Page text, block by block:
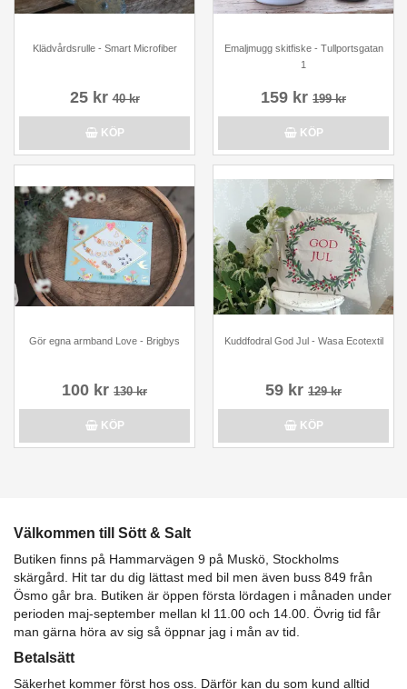
Klädvårdsrulle - Smart Microfiber
25 kr40 kr
KÖP
Emaljmugg skitfiske - Tullportsgatan
1
159 kr 199 kr
KÖP
Gör egna armband Love - Brigbys
100 kr 130 kr
KÖP
Kuddfodral God Jul - Wasa Ecotextil
59 kr 129 kr
KÖP
Välkommen till Sött & Salt
Butiken finns på Hammarvägen 9 på Muskö, Stockholms
skärgård. Hit tar du dig lättast med bil men även buss 849 från
Ösmo går bra. Butiken är öppen första lördagen i månaden under
perioden maj-september mellan kl 11.00 och 14.00. Övrig tid får
man gärna höra av sig så öppnar jag i mån av tid.
Betalsätt
Säkerhet kommer först hos oss. Därför kan du som kund alltid